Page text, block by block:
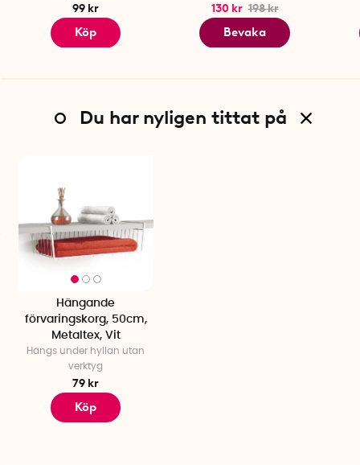
99 kr
Köp
130 kr 198 kr
Bevaka
Du har nyligen tittat på
Hängande
förvaringskorg, 50cm,
Metaltex, Vit
Hängs under hyllan utan
verktyg
79 kr
Köp